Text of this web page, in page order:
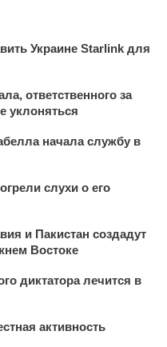
Украине Starlink для
ответственного за
уклоняться
начала службу в
слухи о его
и Пакистан создадут
Востоке
диктатора лечится в
активность